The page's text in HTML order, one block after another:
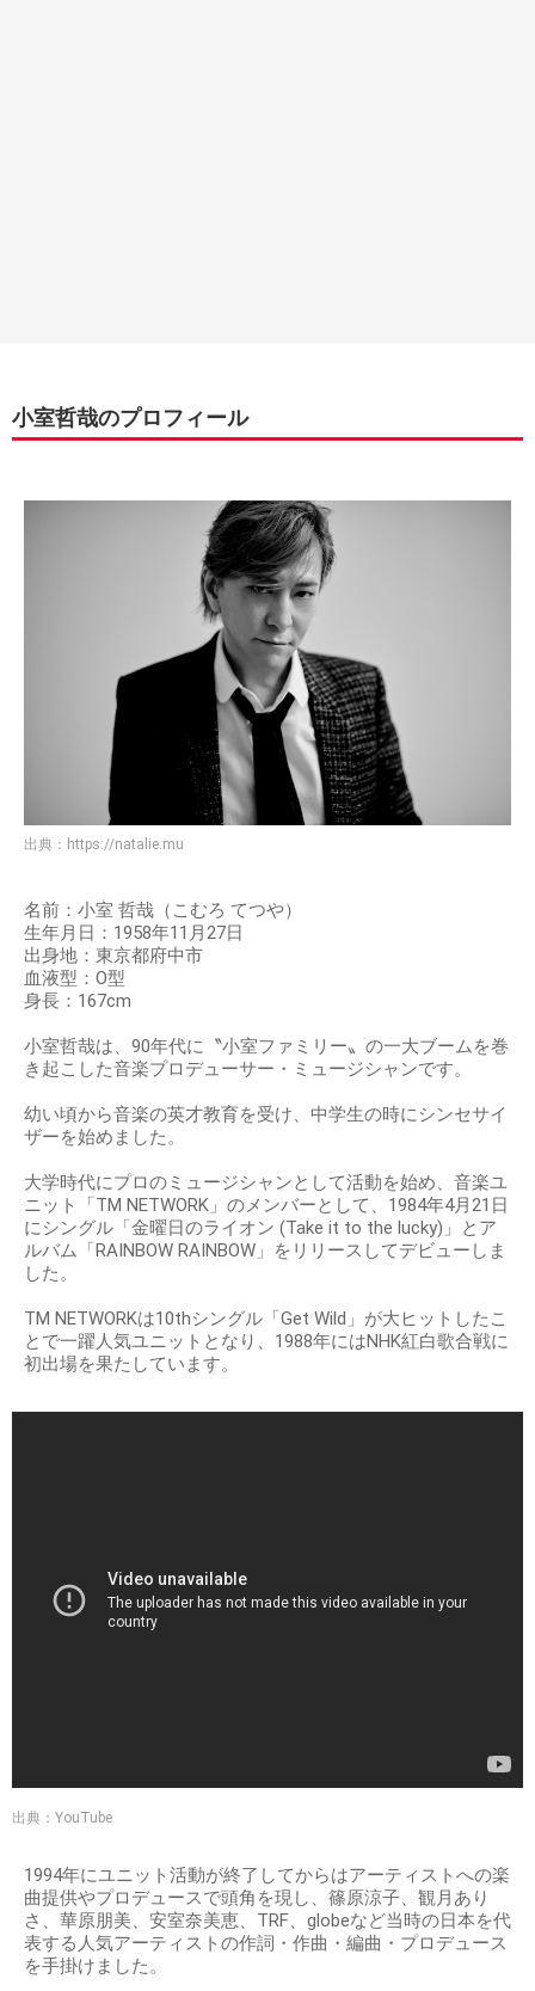
小室哲哉のプロフィール
出典： https://natalie.mu
名前：小室 哲哉（こむろ てつや）
生年月日：1958年11月27日
出身地：東京都府中市
血液型：O型
身長：167cm
小室哲哉は、90年代に〝小室ファミリー〟の一大ブームを巻
き起こした音楽プロデューサー・ミュージシャンです。
幼い頃から音楽の英才教育を受け、中学生の時にシンセサイ
ザーを始めました。
大学時代にプロのミュージシャンとして活動を始め、音楽ユ
ニット「TM NETWORK」のメンバーとして、1984年4月21日
にシングル「金曜日のライオン (Take it to the lucky)」とア
ルバム「RAINBOW RAINBOW」をリリースしてデビューしま
した。
TM NETWORKは10thシングル「Get Wild」が大ヒットしたこ
とで一躍人気ユニットとなり、1988年にはNHK紅白歌合戦に
初出場を果たしています。
出典：YouTube
1994年にユニット活動が終了してからはアーティストへの楽
曲提供やプロデュースで頭角を現し、篠原涼子、観月あり
さ、華原朋美、安室奈美恵、TRF、globeなど当時の日本を代
表する人気アーティストの作詞・作曲・編曲・プロデュース
を手掛けました。